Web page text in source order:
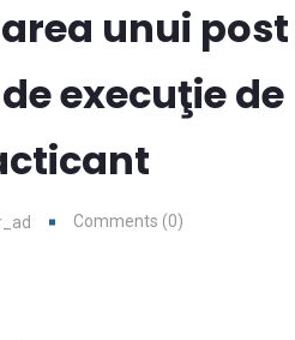
unui post
execuţie de
Comments (0)